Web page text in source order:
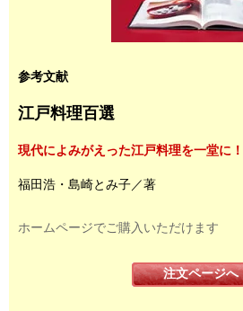
参考文献
江戸料理百選
現代によみがえった江戸料理を一堂に！
福田浩・島崎とみ子／著
ホームページでご購入いただけます
注文ページへ